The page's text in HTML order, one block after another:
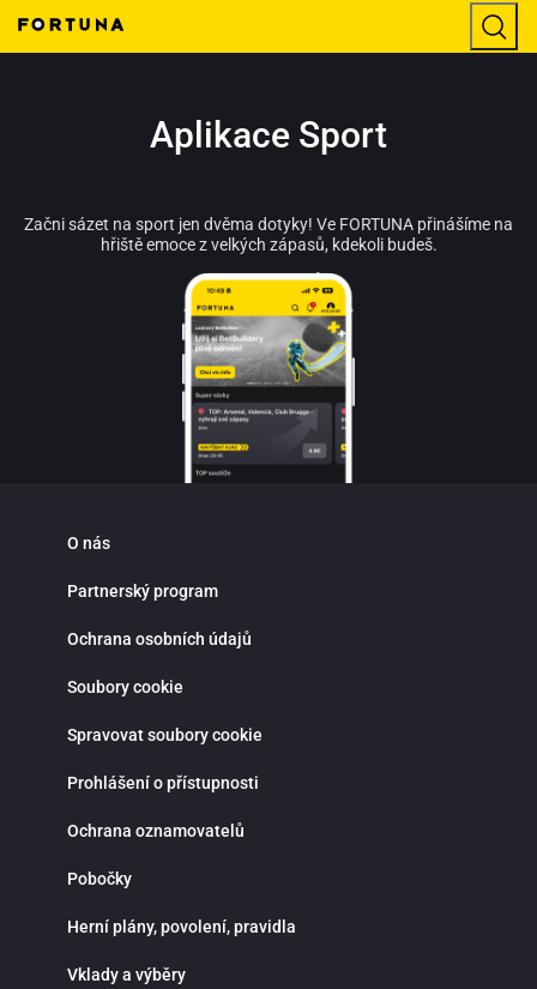
Aplikace Sport
Začni sázet na sport jen dvěma dotyky! Ve FORTUNA přinášíme na
hřiště emoce z velkých zápasů, kdekoli budeš.
O nás
Partnerský program
Ochrana osobních údajů
Soubory cookie
Spravovat soubory cookie
Prohlášení o přístupnosti
Ochrana oznamovatelů
Pobočky
Herní plány, povolení, pravidla
Vklady a výběry